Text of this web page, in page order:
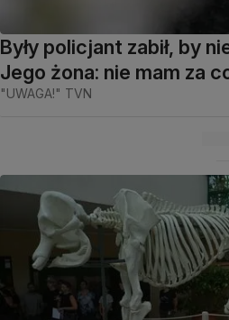
Były policjant zabił, by
Jego żona: nie mam za
"UWAGA!" TVN